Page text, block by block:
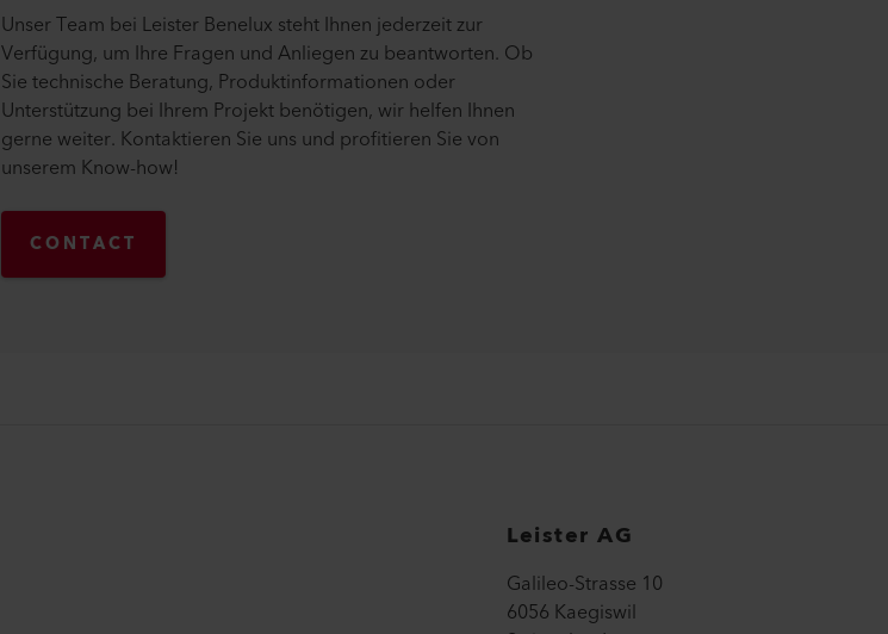
Unser Team bei Leister Benelux steht Ihnen jederzeit zur
Verfügung, um Ihre Fragen und Anliegen zu beantworten. Ob
Sie technische Beratung, Produktinformationen oder
Unterstützung bei Ihrem Projekt benötigen, wir helfen Ihnen
gerne weiter. Kontaktieren Sie uns und profitieren Sie von
unserem Know-how!
CONTACT
Leister AG
Galileo-Strasse 10
6056 Kaegiswil